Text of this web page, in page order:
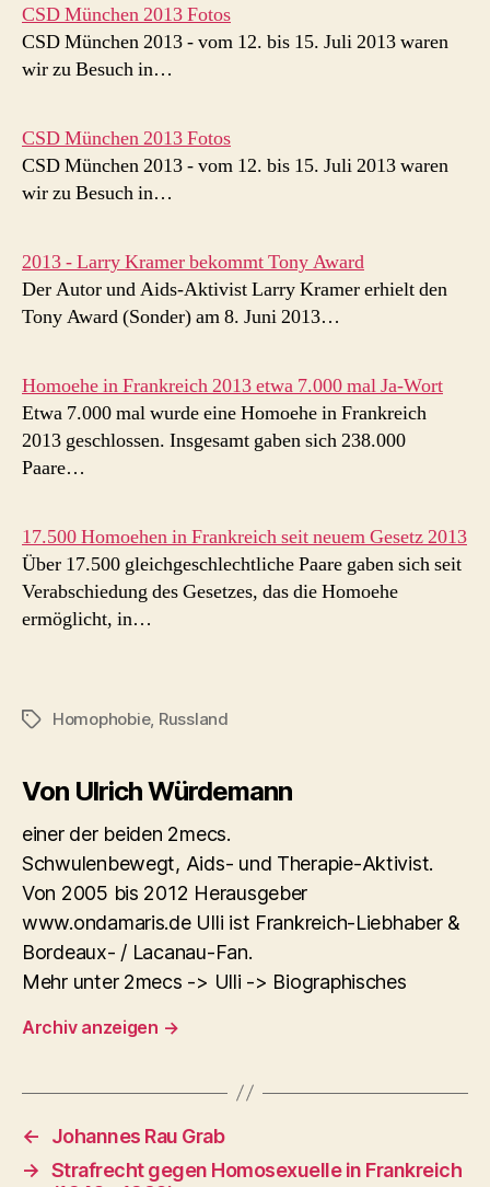
CSD München 2013 Fotos
CSD München 2013 - vom 12. bis 15. Juli 2013 waren
wir zu Besuch in…
CSD München 2013 Fotos
CSD München 2013 - vom 12. bis 15. Juli 2013 waren
wir zu Besuch in…
2013 - Larry Kramer bekommt Tony Award
Der Autor und Aids-Aktivist Larry Kramer erhielt den
Tony Award (Sonder) am 8. Juni 2013…
Homoehe in Frankreich 2013 etwa 7.000 mal Ja-Wort
Etwa 7.000 mal wurde eine Homoehe in Frankreich
2013 geschlossen. Insgesamt gaben sich 238.000
Paare…
17.500 Homoehen in Frankreich seit neuem Gesetz 2013
Über 17.500 gleichgeschlechtliche Paare gaben sich seit
Verabschiedung des Gesetzes, das die Homoehe
ermöglicht, in…
Schlagwörter
Homophobie, Russland
Von Ulrich Würdemann
einer der beiden 2mecs.
Schwulenbewegt, Aids- und Therapie-Aktivist.
Von 2005 bis 2012 Herausgeber
www.ondamaris.de Ulli ist Frankreich-Liebhaber &
Bordeaux- / Lacanau-Fan.
Mehr unter 2mecs -> Ulli -> Biographisches
Archiv anzeigen →
←
Johannes Rau Grab
→ Strafrecht gegen Homosexuelle in Frankreich